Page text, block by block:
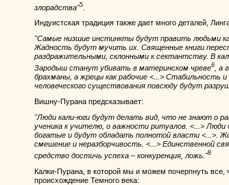
злорадства"5
Индуистская традиция также дает много деталей,
"Самые низшие инстинкты будут править людьми
Жадность будут мучить их. Священные книги
раздражительными, склонными к сектантству. В
Зародыш станут убивать в материнском чреве6 , а
брахманы, а жрецы как рабочие <...> Стабильность
человеческого существования повсюду будут
Вишну-Пурана предсказывает:
"Люди кали-юги будут делать вид, что не знают о
ученика к учителю, о важности ритуалов. <...>
богатые и будут обладать полнотой власти <...>.
смешение и неразборчивость. <...> Единственной
средство достичь успеха – конкуренция, ложь."8
Калки-Пурана, в которой мы и можем почерпнуть все,
происхождение Темного века: